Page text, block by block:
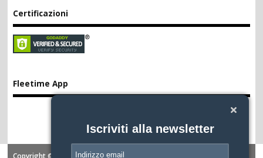
Iscriviti alla newsletter
Certificazioni
Fleetime App